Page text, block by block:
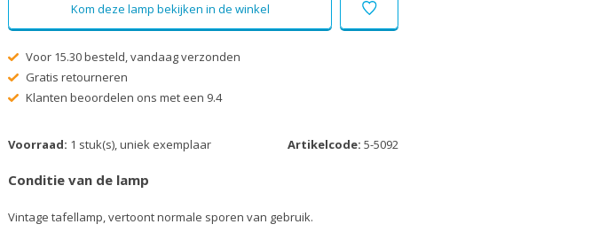
Kom deze lamp bekijken in de winkel
Voor 15.30 besteld, vandaag verzonden
Gratis retourneren
Klanten beoordelen ons met een 9.4
Voorraad: 1 stuk(s), uniek exemplaar Artikelcode: 5-5092
Conditie van de lamp
Vintage tafellamp, vertoont normale sporen van gebruik.